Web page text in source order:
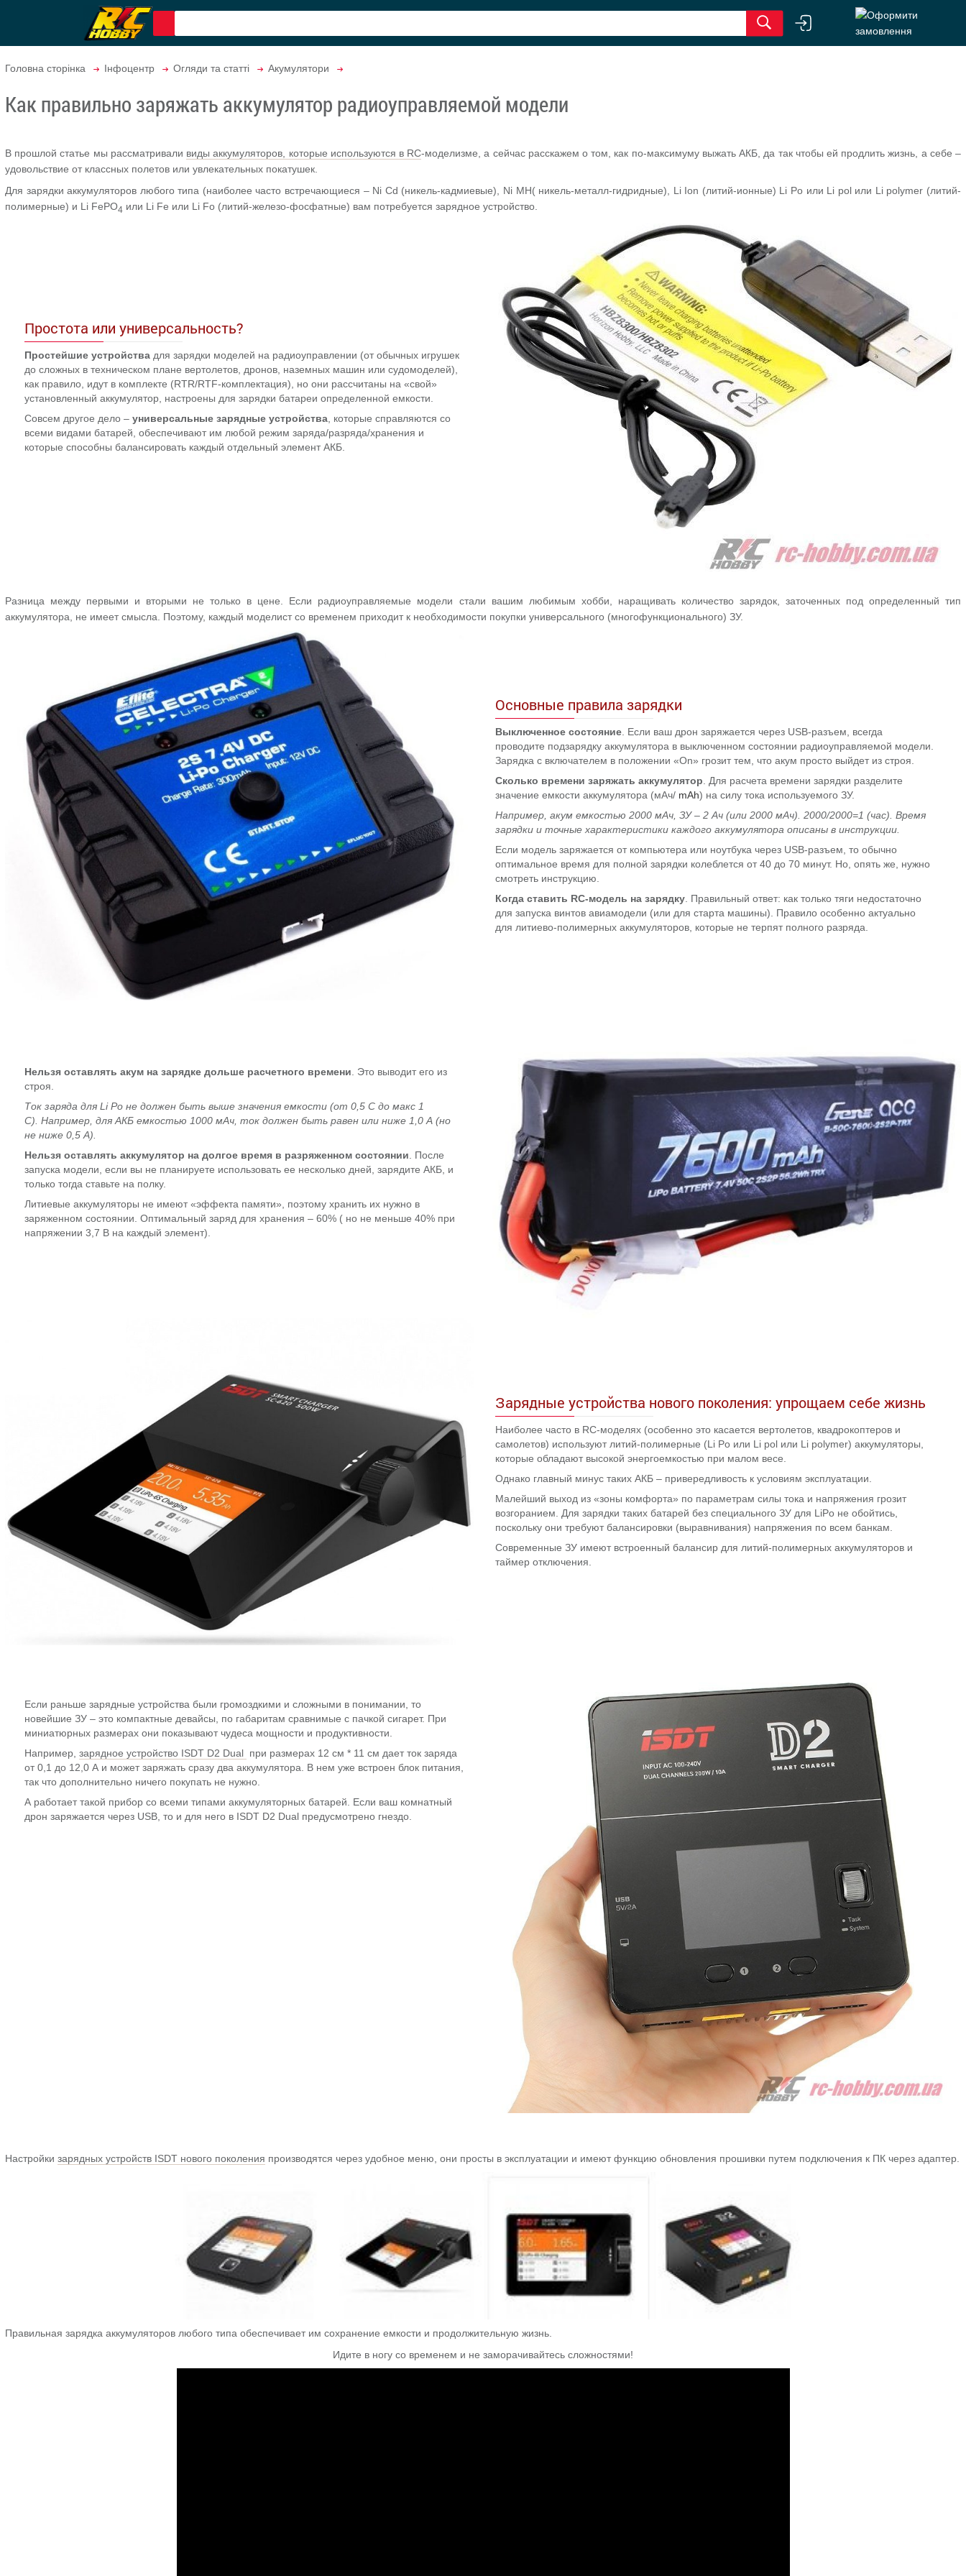
Головна сторінка Інфоцентр Огляди та статті Акумулятори
Как правильно заряжать аккумулятор радиоуправляемой модели
В прошлой статье мы рассматривали виды аккумуляторов, которые используются в RC-моделизме, а сейчас расскажем о том, как по-максимуму выжать АКБ, да так чтобы ей продлить жизнь, а себе –
удовольствие от классных полетов или увлекательных покатушек.
Для зарядки аккумуляторов любого типа (наиболее часто встречающиеся – Ni Cd (никель-кадмиевые), Ni MH( никель-металл-гидридные), Li Ion (литий-ионные) Li Po или Li pol или Li polymer (литий-
полимерные) и Li FePO4 или Li Fe или Li Fo (литий-железо-фосфатные) вам потребуется зарядное устройство.
Простота или универсальность?
Простейшие устройствадля зарядки моделей на радиоуправлении (от обычных игрушек
до сложных в техническом плане вертолетов, дронов, наземных машин или судомоделей),
как правило, идут в комплекте (RTR/RTF-комплектация), но они рассчитаны на «свой»
установленный аккумулятор, настроены для зарядки батареи определенной емкости.
Совсем другое дело – универсальные зарядные устройства, которые справляются со
всеми видами батарей, обеспечивают им любой режим заряда/разряда/хранения и
которые способны балансировать каждый отдельный элемент АКБ.
Разница между первыми и вторыми не только в цене. Если радиоуправляемые модели стали вашим любимым хобби, наращивать количество зарядок, заточенных под определенный тип
аккумулятора, не имеет смысла. Поэтому, каждый моделист со временем приходит к необходимости покупки универсального (многофункционального) ЗУ.
Основные правила зарядки
Выключенное состояние. Если ваш дрон заряжается через USB-разъем, всегда
проводите подзарядку аккумулятора в выключенном состоянии радиоуправляемой модели.
Зарядка с включателем в положении «On» грозит тем, что акум просто выйдет из строя.
Сколько времени заряжать аккумулятор. Для расчета времени зарядки разделите
значение емкости аккумулятора (мАч/mAh) на силу тока используемого ЗУ.
Например, акум емкостью 2000 мАч, ЗУ – 2 Ач (или 2000 мАч). 2000/2000=1 (час). Время
зарядки и точные характеристики каждого аккумулятора описаны в инструкции.
Если модель заряжается от компьютера или ноутбука через USB-разъем, то обычно
оптимальное время для полной зарядки колеблется от 40 до 70 минут. Но, опять же, нужно
смотреть инструкцию.
Когда ставить RC-модель на зарядку. Правильный ответ: как только тяги недостаточно
для запуска винтов авиамодели (или для старта машины). Правило особенно актуально
для литиево-полимерных аккумуляторов, которые не терпят полного разряда.
Нельзя оставлять акум на зарядке дольше расчетного времени . Это выводит его из
строя.
Ток заряда для Li Po не должен быть выше значения емкости (от 0,5 С до макс 1
С). Например, для АКБ емкостью 1000 мАч, ток должен быть равен или ниже 1,0 А (но
не ниже 0,5 А).
Нельзя оставлять аккумулятор на долгое время в разряженном состоянии . После
запуска модели, если вы не планируете использовать ее несколько дней, зарядите АКБ, и
только тогда ставьте на полку.
Литиевые аккумуляторы не имеют «эффекта памяти», поэтому хранить их нужно в
заряженном состоянии. Оптимальный заряд для хранения – 60% ( но не меньше 40% при
напряжении 3,7 В на каждый элемент).
Зарядные устройства нового поколения: упрощаем себе жизнь
Наиболее часто в RC-моделях (особенно это касается вертолетов, квадрокоптеров и
самолетов) используют литий-полимерные (Li Po или Li pol или Li polymer) аккумуляторы,
которые обладают высокой энергоемкостью при малом весе.
Однако главный минус таких АКБ – привередливость к условиям эксплуатации.
Малейший выход из «зоны комфорта» по параметрам силы тока и напряжения грозит
возгоранием. Для зарядки таких батарей без специального ЗУ для LiPo не обойтись,
поскольку они требуют балансировки (выравнивания) напряжения по всем банкам.
Современные ЗУ имеют встроенный балансир для литий-полимерных аккумуляторов и
таймер отключения.
Если раньше зарядные устройства были громоздкими и сложными в понимании, то
новейшие ЗУ – это компактные девайсы, по габаритам сравнимые с пачкой сигарет. При
миниатюрных размерах они показывают чудеса мощности и продуктивности.
Например, зарядное устройство ISDT D2 Dual при размерах 12 см * 11 см дает ток заряда
от 0,1 до 12,0 А и может заряжать сразу два аккумулятора. В нем уже встроен блок питания,
так что дополнительно ничего покупать не нужно.
А работает такой прибор со всеми типами аккумуляторных батарей. Если ваш комнатный
дрон заряжается через USB, то и для него в ISDT D2 Dual предусмотрено гнездо.
Настройки зарядных устройств ISDT нового поколения производятся через удобное меню, они просты в эксплуатации и имеют функцию обновления прошивки путем подключения к ПК через адаптер.
Правильная зарядка аккумуляторов любого типа обеспечивает им сохранение емкости и продолжительную жизнь.
Идите в ногу со временем и не заморачивайтесь сложностями!